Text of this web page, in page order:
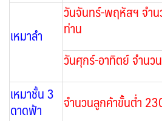
เหมาลำ
วันจันทร์-พฤหัสฯ จำ
ท่าน
วันศุกร์-อาทิตย์ จำนว
เหมาชั้น 3
ดาดฟ้า
จำนวนลูกค้าขั้นต่ำ